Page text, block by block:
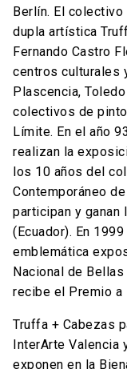
Berlín. El colectivo
dupla artística
Fernando Castro
centros culturales
Plascencia,
colectivos de
Límite. En el año
realizan la
los 10 años del
Contemporáneo
participan y ganan
(Ecuador). En
emblemática
Nacional de
recibe el Premio a
Truffa + Cabezas
InterArte Valencia
exponen en la